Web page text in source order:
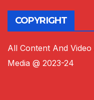
COPYRIGHT
All Content And
Media @ 2023-24